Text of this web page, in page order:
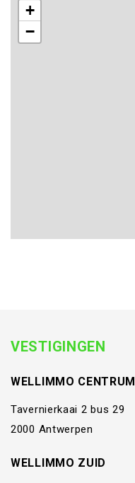
+
−
VESTIGINGEN
WELLIMMO CENTRUM
Tavernierkaai 2 bus 29
2000 Antwerpen
WELLIMMO ZUID